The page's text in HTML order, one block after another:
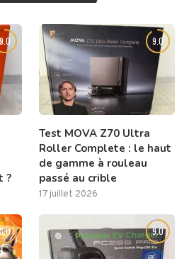
?
9.0
Test MOVA Z70 Ultra
Roller Complete : le haut
de gamme à rouleau
passé au crible
17 juillet 2026
9.0